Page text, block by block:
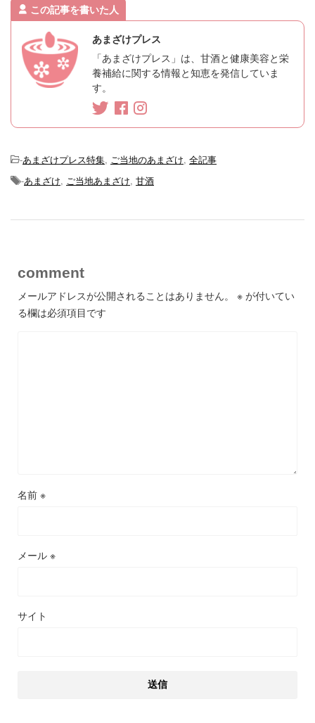
この記事を書いた人
あまざけプレス
「あまざけプレス」は、甘酒と健康美容と栄
養補給に関する情報と知恵を発信していま
す。
-あまざけプレス特集, ご当地のあまざけ, 全記事
-あまざけ, ご当地あまざけ, 甘酒
comment
メールアドレスが公開されることはありません。 ※ が付いてい
る欄は必須項目です
名前 ※
メール ※
サイト